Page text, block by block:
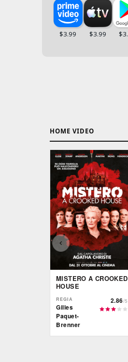
HOME VIDEO
MISTERO A CROOKED
HOUSE
REGIA
Gilles
Paquet-
Brenner
2.86/5